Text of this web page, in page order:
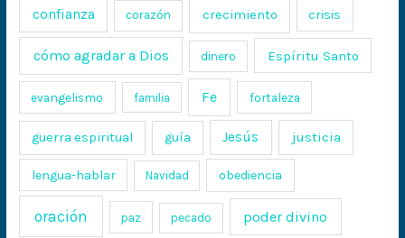
confianza corazón crecimiento crisis
cómo agradar a Dios dinero Espíritu Santo
evangelismo familia Fe fortaleza
guerra espiritual guía Jesús justicia
lengua-hablar Navidad obediencia
oración paz pecado poder divino